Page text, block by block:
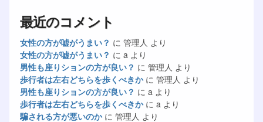
最近のコメント
女性の方が嘘がうまい？ に 管理人 より
女性の方が嘘がうまい？ に aより
男性も座りションの方が良い？ に 管理人 より
歩行者は左右どちらを歩くべきかに 管理人 より
男性も座りションの方が良い？ に aより
歩行者は左右どちらを歩くべきかに aより
騙される方が悪いのかに 管理人 より